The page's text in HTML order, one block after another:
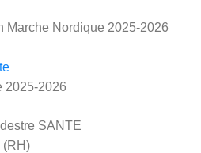
Marche Nordique 2025-2026
2025-2026
SANTE
(RH)